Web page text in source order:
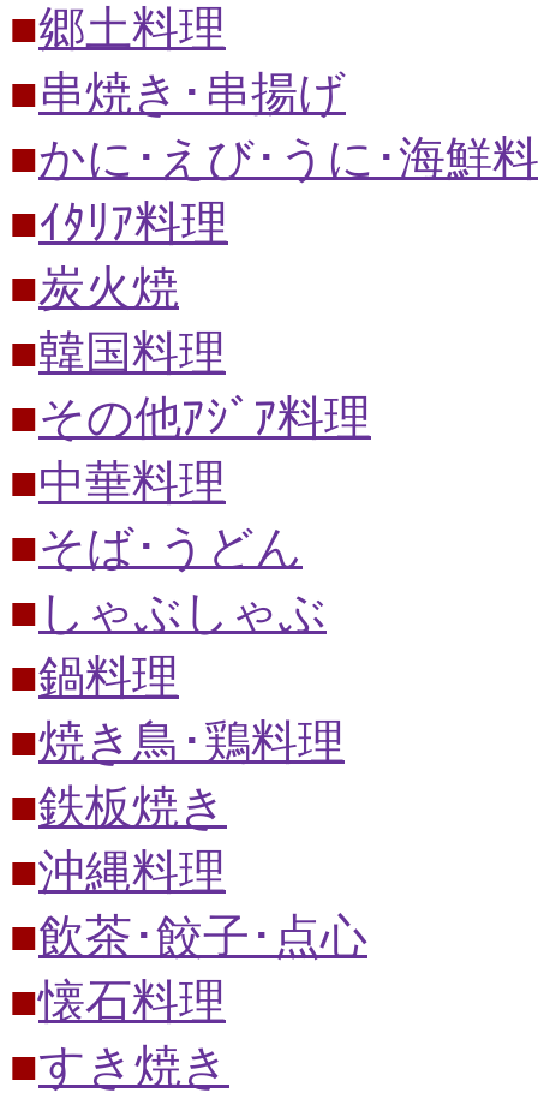
■郷土料理
■串焼き･串揚げ
■かに･えび･うに･海鮮
■ｲﾀﾘｱ料理
■炭火焼
■韓国料理
■その他ｱｼﾞｱ料理
■中華料理
■そば･うどん
■ しゃぶしゃぶ
■鍋料理
■焼き鳥･鶏料理
■鉄板焼き
■沖縄料理
■飲茶･餃子･点心
■懐石料理
■すき焼き